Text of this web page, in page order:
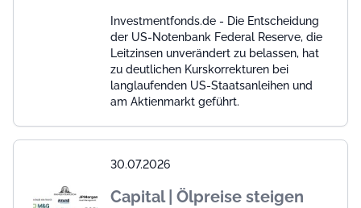
Investmentfonds.de - Die Entscheidung
der US-Notenbank Federal Reserve, die
Leitzinsen unverändert zu belassen, hat
zu deutlichen Kurskorrekturen bei
langlaufenden US-Staatsanleihen und
am Aktienmarkt geführt.
30.07.2026
Capital | Ölpreise steigen